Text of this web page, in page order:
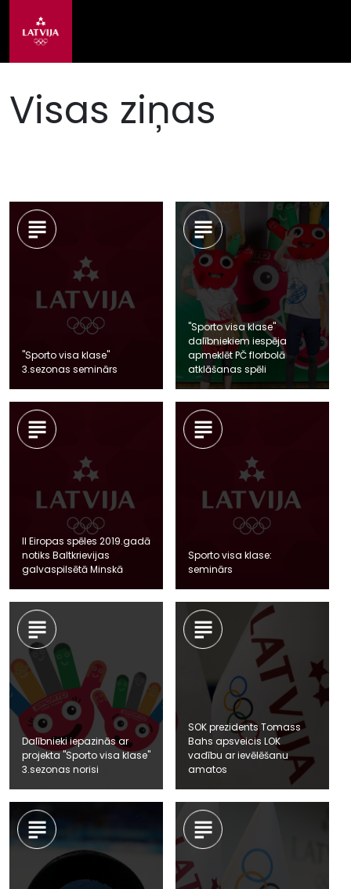
Visas ziņas
"Sporto visa klase"
3.sezonas seminārs
"Sporto visa klase"
dalībniekiem iespēja
apmeklēt PČ florbolā
atklāšanas spēli
II Eiropas spēles 2019.gadā
notiks Baltkrievijas
galvaspilsētā Minskā
Sporto visa klase:
seminārs
Dalībnieki iepazinās ar
projekta "Sporto visa klase"
3.sezonas norisi
SOK prezidents Tomass
Bahs apsveicis LOK
vadību ar ievēlēšanu
amatos